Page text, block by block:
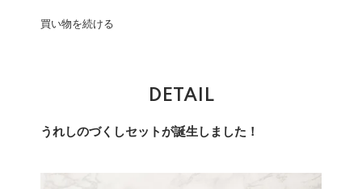
買い物を続ける
DETAIL
うれしのづくしセットが誕生しました！